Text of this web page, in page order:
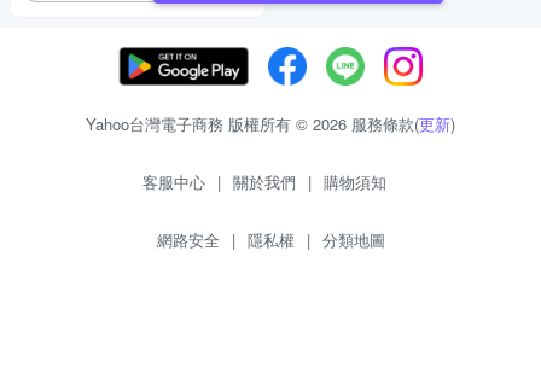
Yahoo台灣電子商務 版權所有 © 2026 服務條款(更新)
客服中心 | 關於我們 | 購物須知
網路安全 | 隱私權 | 分類地圖